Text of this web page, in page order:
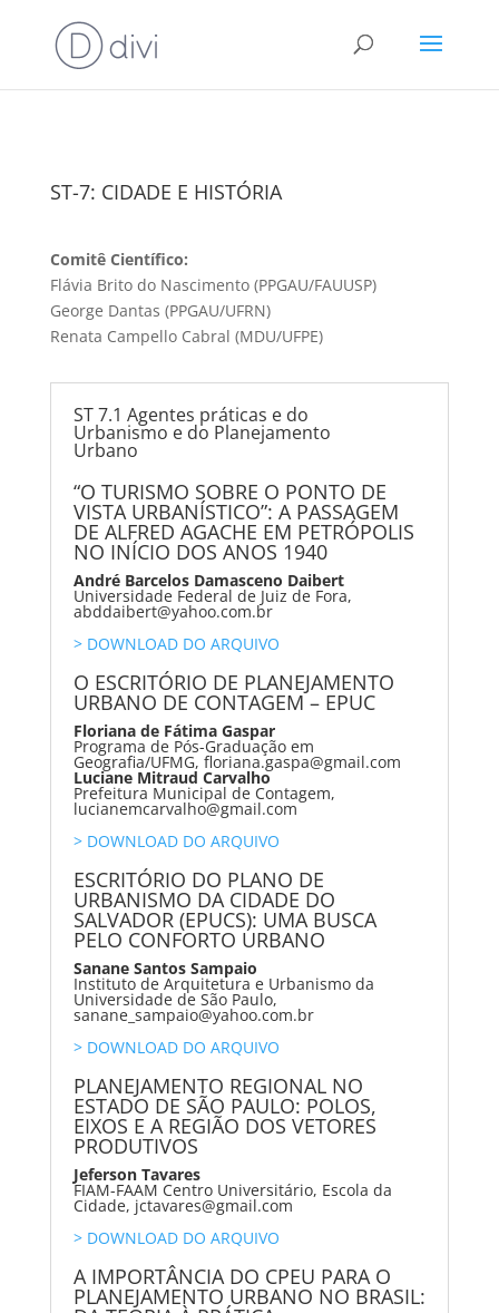
ST-7: CIDADE E HISTÓRIA
Comitê Científico:
Flávia Brito do Nascimento (PPGAU/FAUUSP)
George Dantas (PPGAU/UFRN)
Renata Campello Cabral (MDU/UFPE)
ST 7.1 Agentes práticas e do
Urbanismo e do Planejamento
Urbano
“O TURISMO SOBRE O PONTO DE
VISTA URBANÍSTICO”: A PASSAGEM
DE ALFRED AGACHE EM PETRÓPOLIS
NO INÍCIO DOS ANOS 1940
André Barcelos Damasceno Daibert
Universidade Federal de Juiz de Fora,
abddaibert@yahoo.com.br
> DOWNLOAD DO ARQUIVO
O ESCRITÓRIO DE PLANEJAMENTO
URBANO DE CONTAGEM – EPUC
Floriana de Fátima Gaspar
Programa de Pós-Graduação em
Geografia/UFMG, floriana.gaspa@gmail.com
Luciane Mitraud Carvalho
Prefeitura Municipal de Contagem,
lucianemcarvalho@gmail.com
> DOWNLOAD DO ARQUIVO
ESCRITÓRIO DO PLANO DE
URBANISMO DA CIDADE DO
SALVADOR (EPUCS): UMA BUSCA
PELO CONFORTO URBANO
Sanane Santos Sampaio
Instituto de Arquitetura e Urbanismo da
Universidade de São Paulo,
sanane_sampaio@yahoo.com.br
> DOWNLOAD DO ARQUIVO
PLANEJAMENTO REGIONAL NO
ESTADO DE SÃO PAULO: POLOS,
EIXOS E A REGIÃO DOS VETORES
PRODUTIVOS
Jeferson Tavares
FIAM-FAAM Centro Universitário, Escola da
Cidade, jctavares@gmail.com
> DOWNLOAD DO ARQUIVO
A IMPORTÂNCIA DO CPEU PARA O
PLANEJAMENTO URBANO NO BRASIL: